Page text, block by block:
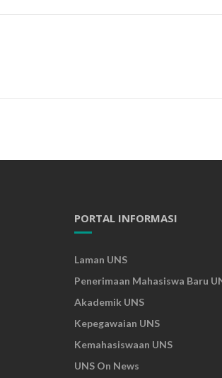
PORTAL INFORMASI
Laman UNS
Penerimaan Mahasiswa Baru
Akademik UNS
Kepegawaian UNS
Kemahasiswaan UNS
UNS On News